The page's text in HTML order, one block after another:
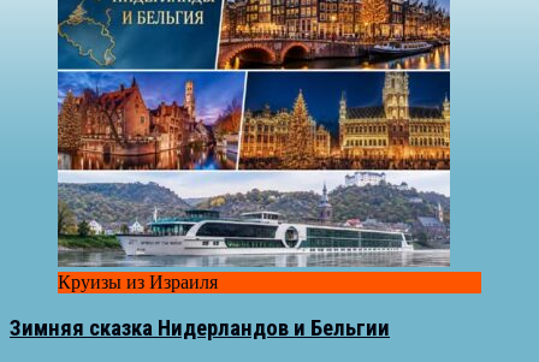
Круизы из Израиля
Зимняя сказка Нидерландов и Бельгии